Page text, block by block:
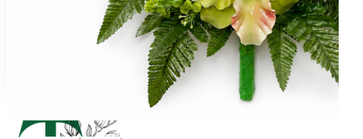
NATALE
Natale Alberelli
Natale palline
Natale centrotavola
Natale decorazioni